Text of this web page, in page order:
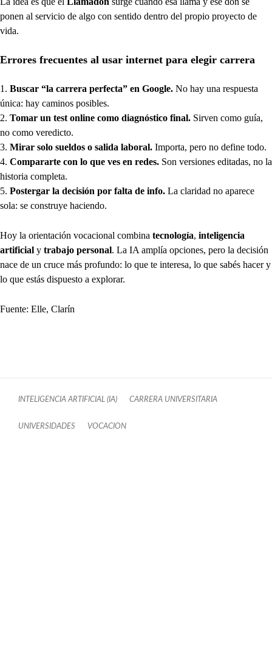
ponen al servicio de algo con sentido dentro del propio proyecto de
vida.
Errores frecuentes al usar internet para elegir carrera
Buscar “la carrera perfecta” en Google. No hay una respuesta
única: hay caminos posibles.
Tomar un test online como diagnóstico final. Sirven como guía,
no como veredicto.
Mirar solo sueldos o salida laboral. Importa, pero no define todo.
Compararte con lo que ves en redes. Son versiones editadas, no la
historia completa.
Postergar la decisión por falta de info. La claridad no aparece
sola: se construye haciendo.
Hoy la orientación vocacional combina tecnología, inteligencia
artificial y trabajo personal. La IA amplía opciones, pero la decisión
nace de un cruce más profundo: lo que te interesa, lo que sabés hacer y
lo que estás dispuesto a explorar.
Fuente: Elle, Clarín
INTELIGENCIA ARTIFICIAL (IA) CARRERA UNIVERSITARIA
UNIVERSIDADES VOCACION